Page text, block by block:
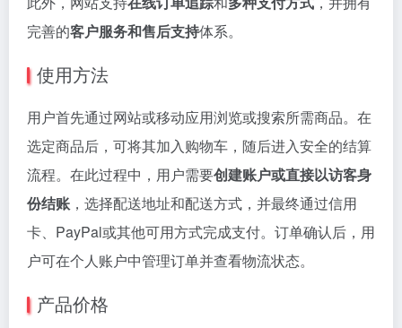
完善的客户服务和售后支持体系。
使用方法
用户首先通过网站或移动应用浏览或搜索所需商品。在
选定商品后，可将其加入购物车，随后进入安全的结算
流程。在此过程中，用户需要创建账户或直接以访客身
份结账 ，选择配送地址和配送方式，并最终通过信用
卡、PayPal或其他可用方式完成支付。订单确认后，用
户可在个人账户中管理订单并查看物流状态。
产品价格